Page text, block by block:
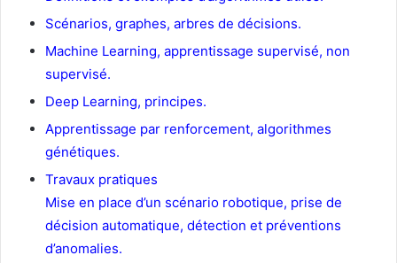
Scénarios, graphes, arbres de décisions.
Machine Learning, apprentissage supervisé, non
supervisé.
Deep Learning, principes.
Apprentissage par renforcement, algorithmes
génétiques.
Travaux pratiques
Mise en place d’un scénario robotique, prise de
décision automatique, détection et préventions
d’anomalies.